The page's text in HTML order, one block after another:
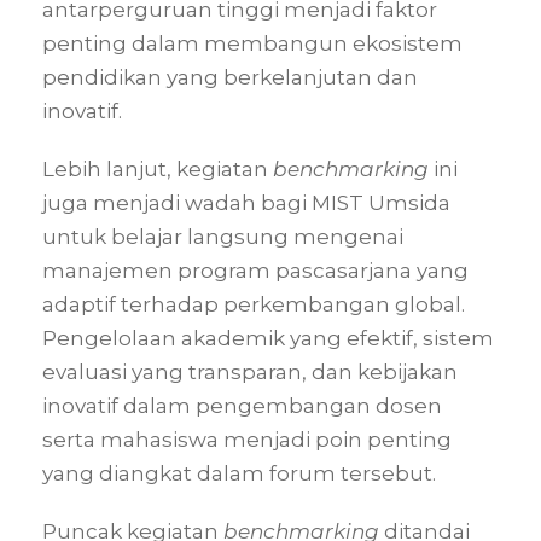
antarperguruan tinggi menjadi faktor
penting dalam membangun ekosistem
pendidikan yang berkelanjutan dan
inovatif.
Lebih lanjut, kegiatan benchmarking ini
juga menjadi wadah bagi MIST Umsida
untuk belajar langsung mengenai
manajemen program pascasarjana yang
adaptif terhadap perkembangan global.
Pengelolaan akademik yang efektif, sistem
evaluasi yang transparan, dan kebijakan
inovatif dalam pengembangan dosen
serta mahasiswa menjadi poin penting
yang diangkat dalam forum tersebut.
Puncak kegiatan benchmarking ditandai